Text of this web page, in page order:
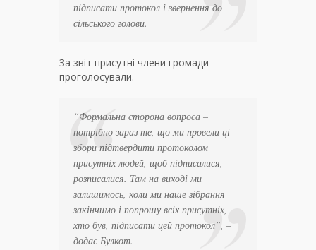
підписати протокол і звернення до
сільського голови.
За звіт присутні члени громади
проголосували.
“Формальна сторона вопроса –
потрібно зараз те, що ми провели ці
збори підтвердити протоколом
присутніх людей, щоб підписалися,
розписалися. Там на виході ми
залишимось, коли ми наше зібрання
закінчимо і попрошу всіх присутніх,
хто був, підписати цей протокол”, –
додає Булкот.